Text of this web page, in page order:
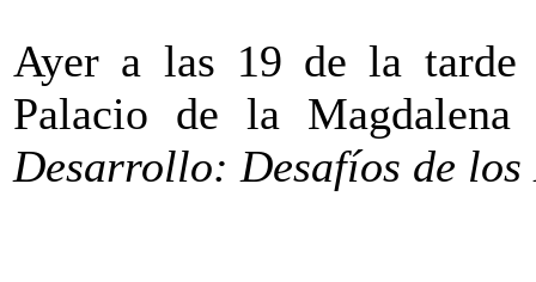
Ayer a las 19 de la tarde
Palacio de la
Desarrollo: Desafíos de